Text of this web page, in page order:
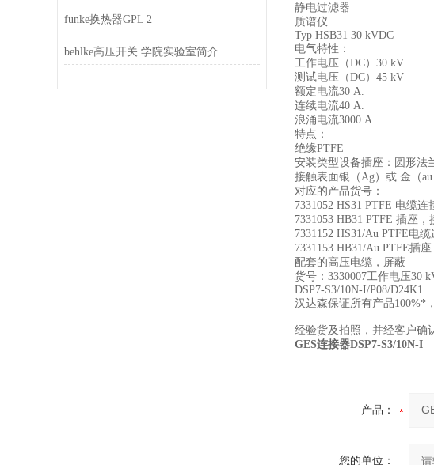
funke换热器GPL 2
behlke高压开关 学院实验室简介
静电过滤器
质谱仪
Typ HSB31 30 kVDC
电气特性：
工作电压（DC）30 kV
测试电压（DC）45 kV
额定电流30 A.
连续电流40 A.
浪涌电流3000 A.
特点：
绝缘PTFE
安装类型设备插座：圆形法
接触表面银（Ag）或 金（au
对应的产品货号：
7331052 HS31 PTFE 电缆
7331053 HB31 PTFE 插座
7331152 HS31/Au PTFE电
7331153 HB31/Au PTFE插
配套的高压电缆，屏蔽
货号：3330007工作电压30
DSP7-S3/10N-I/P08/D24K1
汉达森保证所有产品100%*
经验货及拍照，并经客户确
GES连接器DSP7-S3/10N-I
产品：
您的单位：